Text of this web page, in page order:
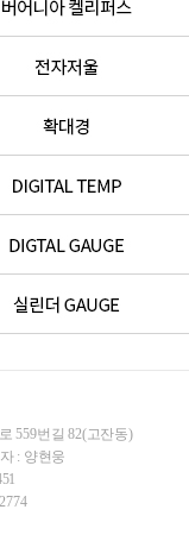
559번길 82(고잔동)
: 양현웅